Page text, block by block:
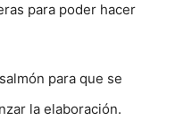
para poder hacer
para que se
la elaboración.